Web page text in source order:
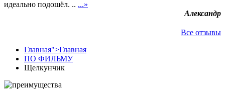
идеально подошёл. .. ...»
Александр
Все отзывы
Главная">Главная
ПО ФИЛЬМУ
Щелкунчик